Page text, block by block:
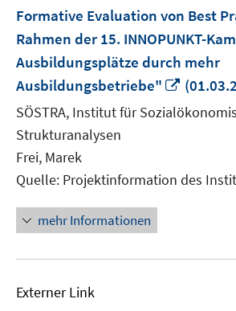
Formative Evaluation von Best
Rahmen der 15. INNOPUNKT-
Ausbildungsplätze durch mehr
Ausbildungsbetriebe"
In
neuem
Fenster
SÖSTRA, Institut für
Strukturanalysen
Frei, Marek
Quelle: Projektinformation des
mehr Informationen
Externer Link